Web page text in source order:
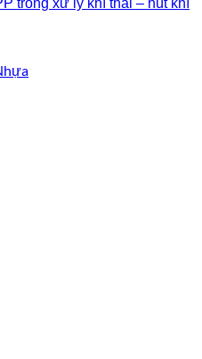
trong xử lý khí thải – hút khí